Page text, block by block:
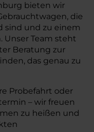
bieten wir
die
sind und zu einem
Unser Team steht
Beratung zur
das genau zu
Probefahrt oder
– wir freuen
zu heißen und